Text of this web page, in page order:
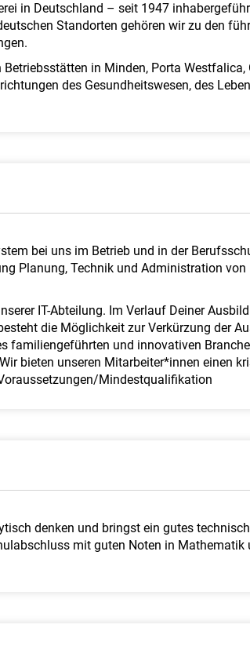
in Deutschland – seit 1947
Standorten gehören wir zu den
in Minden, Porta
des Gesundheitswesen, des
bei uns im Betrieb und in der
Planung, Technik und Administration von
IT-Abteilung. Im Verlauf Deiner
die Möglichkeit zur Verkürzung der
familiengeführten und innovativen
bieten unseren Mitarbeiter*innen einen
Mindestqualifikation
denken und bringst ein gutes
mit guten Noten in Mathematik